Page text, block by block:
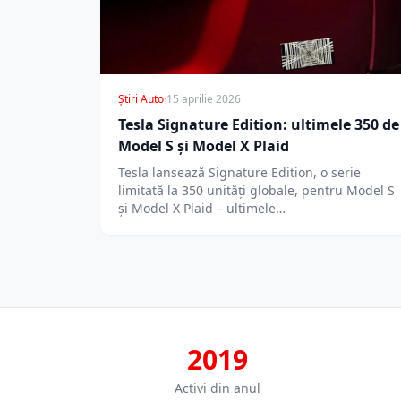
Știri Auto·15 aprilie 2026
Tesla Signature Edition: ultimele 350 de
Model S și Model X Plaid
Tesla lansează Signature Edition, o serie
limitată la 350 unități globale, pentru Model S
și Model X Plaid – ultimele…
2019
Activi din anul